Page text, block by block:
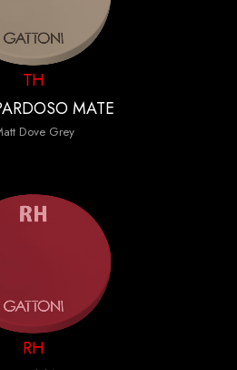
TH
MATE
Dove Grey
RH